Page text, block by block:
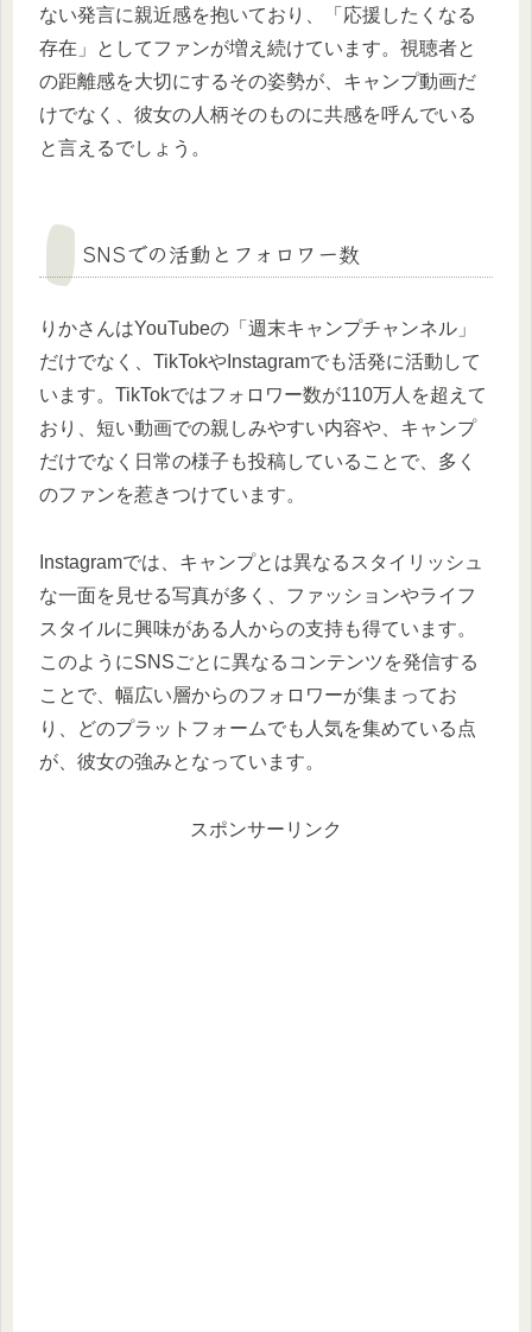
ない発言に親近感を抱いており、「応援したくなる
存在」としてファンが増え続けています。視聴者と
の距離感を大切にするその姿勢が、キャンプ動画だ
けでなく、彼女の人柄そのものに共感を呼んでいる
と言えるでしょう。
SNSでの活動とフォロワー数
りかさんはYouTubeの「週末キャンプチャンネル」
だけでなく、TikTokやInstagramでも活発に活動して
います。TikTokではフォロワー数が110万人を超えて
おり、短い動画での親しみやすい内容や、キャンプ
だけでなく日常の様子も投稿していることで、多く
のファンを惹きつけています。
Instagramでは、キャンプとは異なるスタイリッシュ
な一面を見せる写真が多く、ファッションやライフ
スタイルに興味がある人からの支持も得ています。
このようにSNSごとに異なるコンテンツを発信する
ことで、幅広い層からのフォロワーが集まってお
り、どのプラットフォームでも人気を集めている点
が、彼女の強みとなっています。
スポンサーリンク